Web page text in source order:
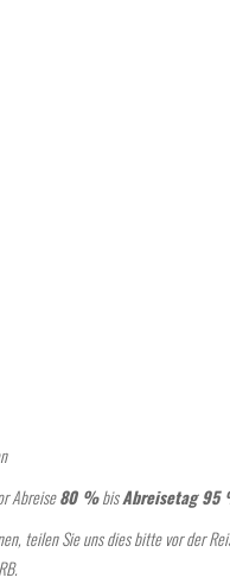
Abreise80 %bisAbreisetag 95
teilen Sie uns dies bitte vor der